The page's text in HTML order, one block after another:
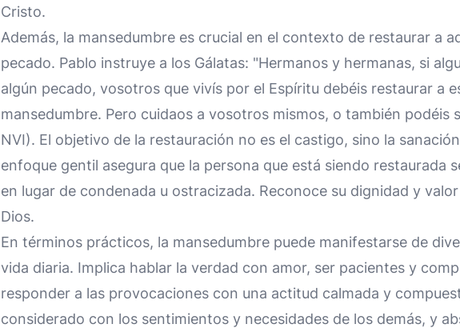
Cristo.
Además, la mansedumbre es crucial en el contexto de restaurar a
pecado. Pablo instruye a los Gálatas: "Hermanos y hermanas, si
algún pecado, vosotros que vivís por el Espíritu debéis restaurar a
mansedumbre. Pero cuidaos a vosotros mismos, o también podéis
NVI). El objetivo de la restauración no es el castigo, sino la
enfoque gentil asegura que la persona que está siendo restaurada
en lugar de condenada u ostracizada. Reconoce su dignidad y
Dios.
En términos prácticos, la mansedumbre puede manifestarse de
vida diaria. Implica hablar la verdad con amor, ser pacientes y
responder a las provocaciones con una actitud calmada y
considerado con los sentimientos y necesidades de los demás, y